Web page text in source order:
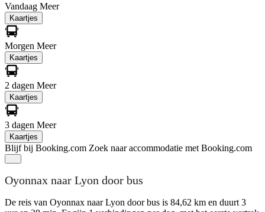
Vandaag Meer
Kaartjes
Morgen Meer
Kaartjes
2 dagen Meer
Kaartjes
3 dagen Meer
Kaartjes
Blijf bij Booking.com Zoek naar accommodatie met Booking.com
Oyonnax naar Lyon door bus
De reis van Oyonnax naar Lyon door bus is 84,62 km en duurt 3